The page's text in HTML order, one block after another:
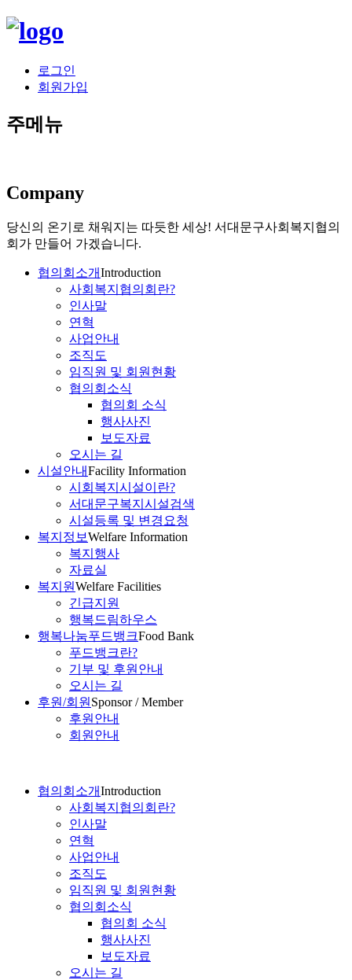
로그인
회원가입
주메뉴
Company
당신의 온기로 채워지는 따듯한 세상! 서대문구사회복지협의
회가 만들어 가겠습니다.
협의회소개Introduction
사회복지협의회란?
인사말
연혁
사업안내
조직도
임직원 및 회원현황
협의회소식
협의회 소식
행사사진
보도자료
오시는 길
시설안내Facility Information
시회복지시설이란?
서대문구복지시설검색
시설등록 및 변경요청
복지정보Welfare Information
복지행사
자료실
복지원Welfare Facilities
긴급지원
행복드림하우스
행복나눔푸드뱅크Food Bank
푸드뱅크란?
기부 및 후원안내
오시는 길
후원/회원 Sponsor / Member
후원안내
회원안내
협의회소개Introduction
사회복지협의회란?
인사말
연혁
사업안내
조직도
임직원 및 회원현황
협의회소식
협의회 소식
행사사진
보도자료
오시는 길